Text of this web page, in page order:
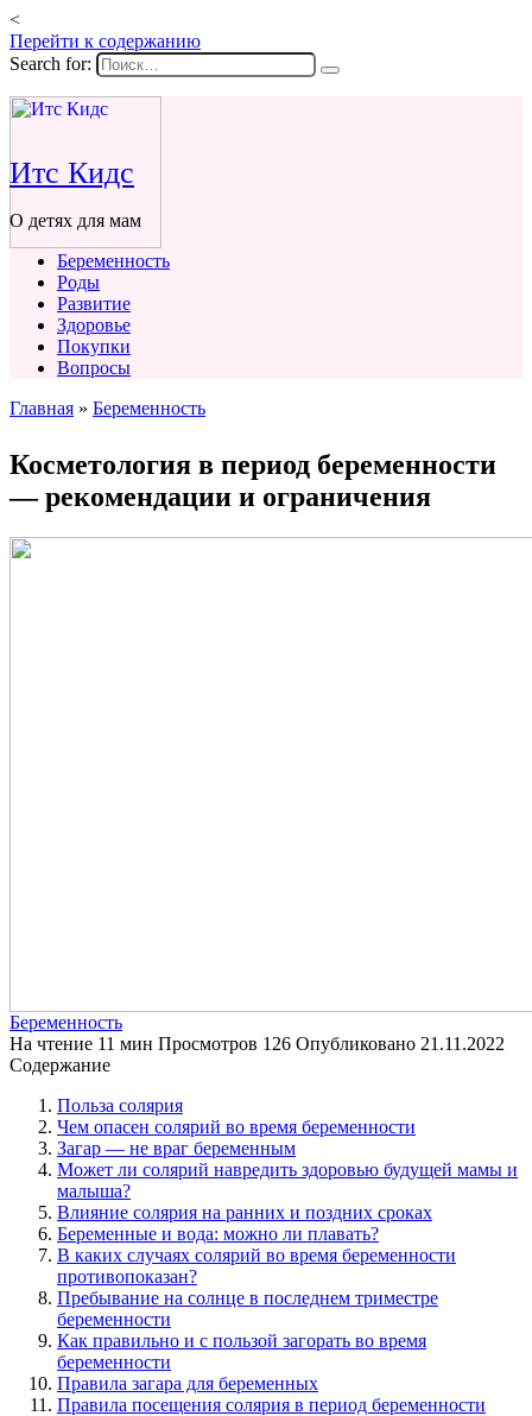
<
Перейти к содержанию
Search for:
Итс Кидс
О детях для мам
Беременность
Роды
Развитие
Здоровье
Покупки
Вопросы
Главная » Беременность
Косметология в период беременности
— рекомендации и ограничения
Беременность
На чтение 11 мин Просмотров 126 Опубликовано 21.11.2022
Содержание
Польза солярия
Чем опасен солярий во время беременности
Загар — не враг беременным
Может ли солярий навредить здоровью будущей мамы и
малыша?
Влияние солярия на ранних и поздних сроках
Беременные и вода: можно ли плавать?
В каких случаях солярий во время беременности
противопоказан?
Пребывание на солнце в последнем триместре
беременности
Как правильно и с пользой загорать во время
беременности
Правила загара для беременных
Правила посещения солярия в период беременности